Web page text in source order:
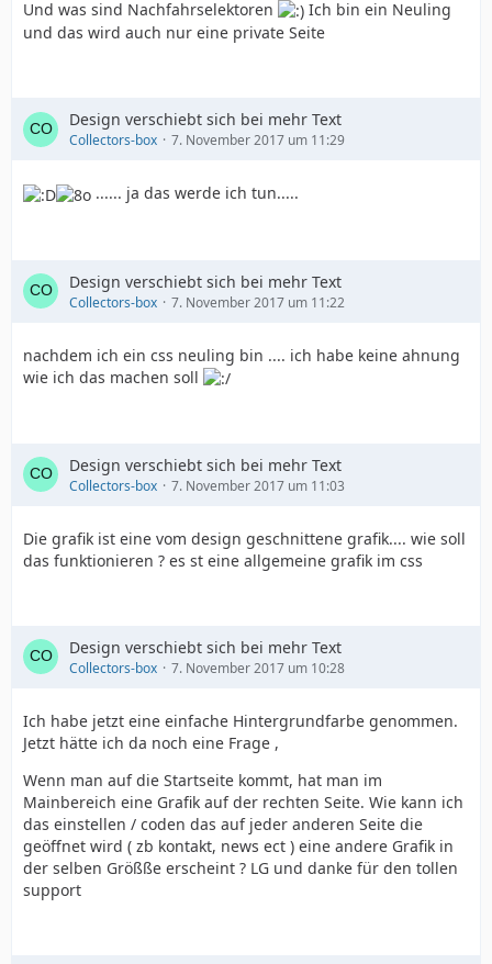
#menue a {
}
.menue_button {
float:left;
heigt:33px;
}
font-family:arial;
color:#666;
margin: 0px;
Und was sind Nachfahrselektoren
Ich bin ein Neuling
und das wird auch nur eine private Seite
Design verschiebt sich bei mehr Text
Collectors-box 7. November 2017 um 11:29
...... ja das werde ich tun.....
Design verschiebt sich bei mehr Text
Collectors-box 7. November 2017 um 11:22
nachdem ich ein css neuling bin .... ich habe keine ahnung
wie ich das machen soll
Design verschiebt sich bei mehr Text
Collectors-box 7. November 2017 um 11:03
Die grafik ist eine vom design geschnittene grafik.... wie soll
das funktionieren ? es st eine allgemeine grafik im css
Design verschiebt sich bei mehr Text
Collectors-box 7. November 2017 um 10:28
Ich habe jetzt eine einfache Hintergrundfarbe genommen.
Jetzt hätte ich da noch eine Frage ,
Wenn man auf die Startseite kommt, hat man im
Mainbereich eine Grafik auf der rechten Seite. Wie kann ich
das einstellen / coden das auf jeder anderen Seite die
geöffnet wird ( zb kontakt, news ect ) eine andere Grafik in
der selben Größße erscheint ? LG und danke für den tollen
support